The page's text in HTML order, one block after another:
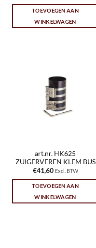
TOEVOEGEN AAN
WINKELWAGEN
art.nr. HK625
ZUIGERVEREN KLEM BUS
€41,60 Excl. BTW
TOEVOEGEN AAN
WINKELWAGEN